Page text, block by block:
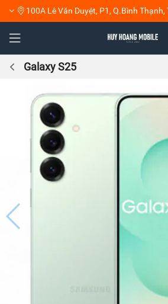
100A Lê Văn Duyệt, P1, Q.Bình Thạnh,
Galaxy S25